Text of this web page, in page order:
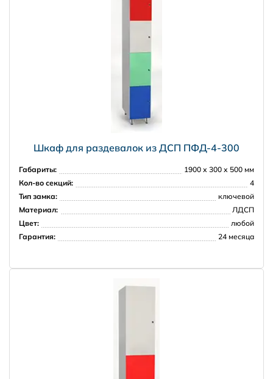
5000 рублей в пределах МКАД
7000 рублей в пределах 30 км от МКАД
Регионы РФ
Доставка за рубеж
Шкаф для раздевалок из ДСП ПФД-4-300
Габариты:
1900 х 300 х 500 мм
Кол-во секций:
4
Тип замка:
ключевой
Материал:
ЛДСП
Цвет:
любой
Гарантия:
24 месяца